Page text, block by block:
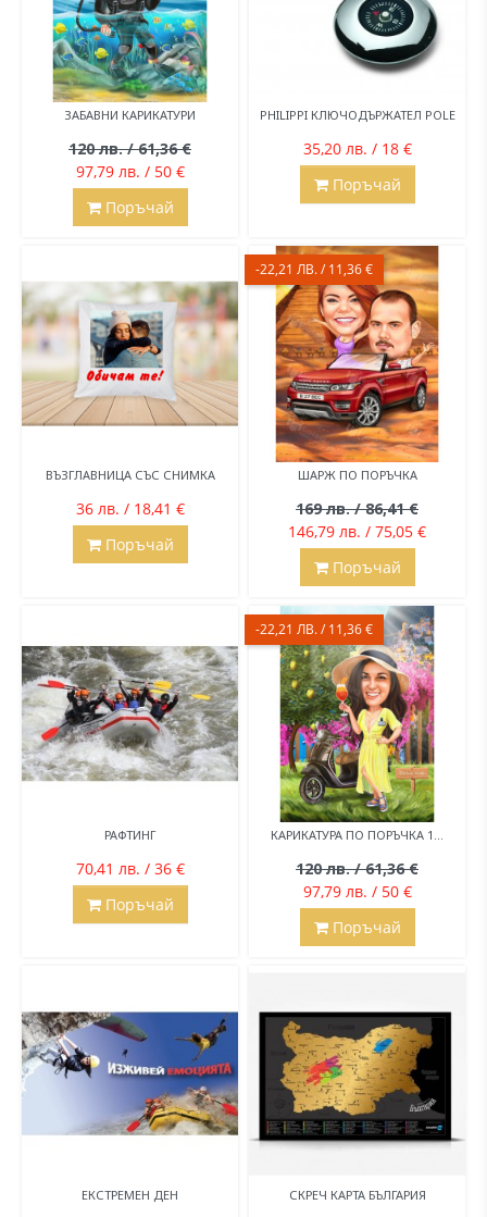
ЗАБАВНИ КАРИКАТУРИ
120 лв. / 61,36 €
97,79 лв. / 50 €
Поръчай
PHILIPPI КЛЮЧОДЪРЖАТЕЛ POLE
35,20 лв. / 18 €
Поръчай
ВЪЗГЛАВНИЦА СЪС СНИМКА
36 лв. / 18,41 €
Поръчай
ШАРЖ ПО ПОРЪЧКА
169 лв. / 86,41 €
146,79 лв. / 75,05 €
-22,21 ЛВ. / 11,36 €
Поръчай
РАФТИНГ
70,41 лв. / 36 €
Поръчай
КАРИКАТУРА ПО ПОРЪЧКА 1...
120 лв. / 61,36 €
97,79 лв. / 50 €
-22,21 ЛВ. / 11,36 €
Поръчай
ЕКСТРЕМЕН ДЕН СКРЕЧ КАРТА БЪЛГАРИЯ